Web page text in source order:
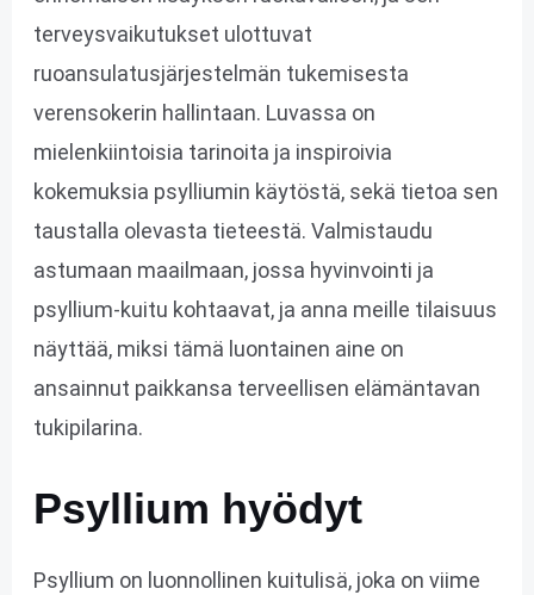
terveysvaikutukset ulottuvat
ruoansulatusjärjestelmän tukemisesta
verensokerin hallintaan. Luvassa on
mielenkiintoisia tarinoita ja inspiroivia
kokemuksia psylliumin käytöstä, sekä tietoa sen
taustalla olevasta tieteestä. Valmistaudu
astumaan maailmaan, jossa hyvinvointi ja
psyllium-kuitu kohtaavat, ja anna meille tilaisuus
näyttää, miksi tämä luontainen aine on
ansainnut paikkansa terveellisen elämäntavan
tukipilarina.
Psyllium hyödyt
Psyllium on luonnollinen kuitulisä, joka on viime